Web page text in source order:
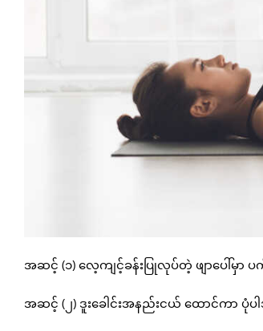
အဆင့် (၁) လေ့ကျင့်ခန်းပြုလုပ်တဲ့ ဖျာပေါ်မှ
အဆင့် (၂) ဒူးခေါင်းအနည်းငယ် ထောင်ကာ ပုံ